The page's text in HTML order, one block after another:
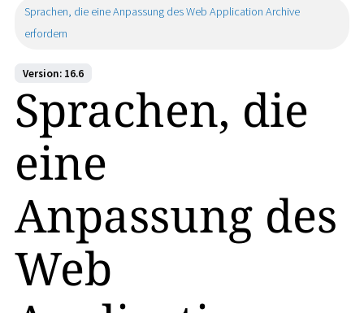
Sprachen, die eine Anpassung des Web Application Archive
erfordern
Version: 16.6
Sprachen, die
eine
Anpassung des
Web